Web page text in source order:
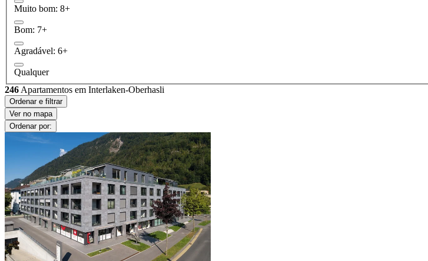
Muito bom: 8+
Bom: 7+
Agradável: 6+
Qualquer
246 Apartamentos em Interlaken-Oberhasli
Ordenar e filtrar
Ver no mapa
Ordenar por: